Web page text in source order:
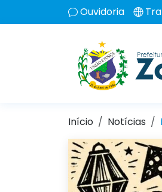
Ouvidoria
Início Notícias